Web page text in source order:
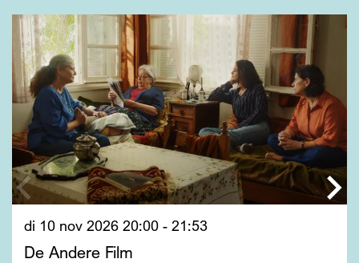
De Andere Film
di 10 nov 2026 20:00 - 21:53